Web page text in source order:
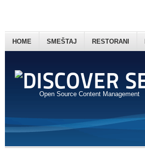
Open Source Content Management
HOME SMEŠTAJ RESTORANI